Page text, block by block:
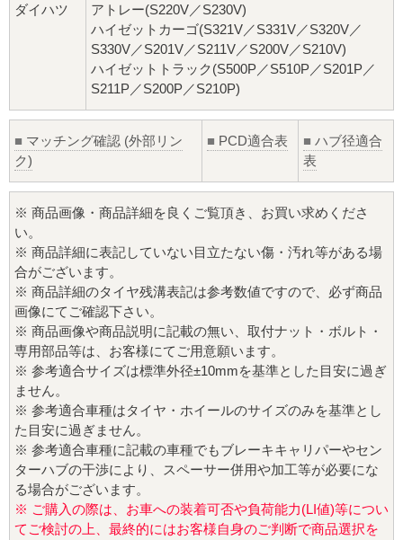
ダイハツ
アトレー(S220V／S230V)
ハイゼットカーゴ(S321V／S331V／S320V／
S330V／S201V／S211V／S200V／S210V)
ハイゼットトラック(S500P／S510P／S201P／
S211P／S200P／S210P)
■ マッチング確認 (外部リン
ク)
■ PCD適合表 ■ ハブ径適合
表
※ 商品画像・商品詳細を良くご覧頂き、お買い求めくださ
い。
※ 商品詳細に表記していない目立たない傷・汚れ等がある場
合がございます。
※ 商品詳細のタイヤ残溝表記は参考数値ですので、必ず商品
画像にてご確認下さい。
※ 商品画像や商品説明に記載の無い、取付ナット・ボルト・
専用部品等は、お客様にてご用意願います。
※ 参考適合サイズは標準外径±10mmを基準とした目安に過ぎ
ません。
※ 参考適合車種はタイヤ・ホイールのサイズのみを基準とし
た目安に過ぎません。
※ 参考適合車種に記載の車種でもブレーキキャリパーやセン
ターハブの干渉により、スペーサー併用や加工等が必要にな
る場合がございます。
※ ご購入の際は、お車への装着可否や負荷能力(LI値)等につい
てご検討の上、最終的にはお客様自身のご判断で商品選択を